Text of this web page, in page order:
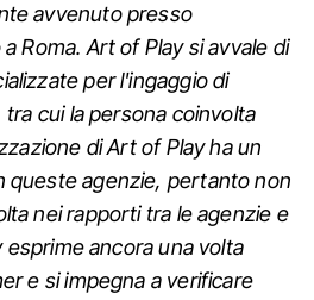
avvenuto presso
Roma. Art of Play si avvale di
per l'ingaggio di
cui la persona coinvolta
di Art of Play ha un
queste agenzie, pertanto non
nei rapporti tra le agenzie e
esprime ancora una volta
e si impegna a verificare